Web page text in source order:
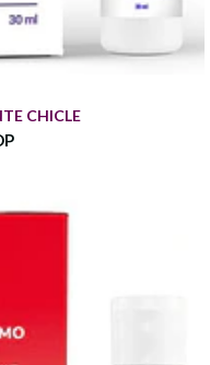
CHICLE